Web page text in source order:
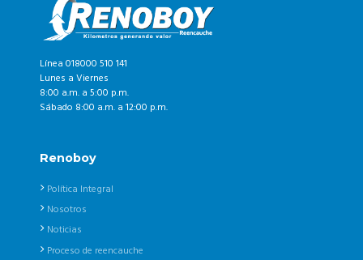
Línea 018000 510 141
Lunes a Viernes
8:00 a.m. a 5:00 p.m.
Sábado 8:00 a.m. a 12:00 p.m.
Renoboy
Política Integral
Nosotros
Noticias
Proceso de reencauche